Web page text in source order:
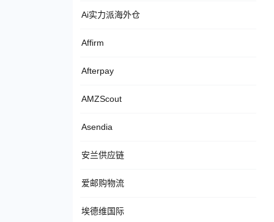
Ai实力派海外仓
Affirm
Afterpay
AMZScout
Asendia
安兰供应链
爱邮购物流
埃德维国际